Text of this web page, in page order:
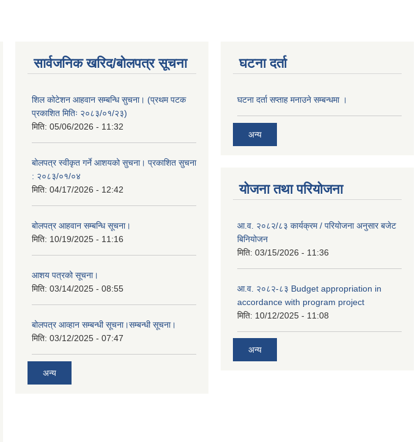
सार्वजनिक खरिद/बोलपत्र सूचना
शिल कोटेशन आहवान सम्बन्धि सुचना। (प्रथम पटक
प्रकाशित मितिः २०८३/०१/२३)
मिति: 05/06/2026 - 11:32
बोलपत्र स्वीकृत गर्ने आशयको सुचना। प्रकाशित सुचना
: २०८३/०१/०४
मिति: 04/17/2026 - 12:42
बोलपत्र आहवान सम्बन्धि सूचना।
मिति: 10/19/2025 - 11:16
आशय पत्रको सूचना।
मिति: 03/14/2025 - 08:55
बोलपत्र आव्हान सम्बन्धी सूचना।सम्बन्धी सूचना।
मिति: 03/12/2025 - 07:47
अन्य
घटना दर्ता
घटना दर्ता सप्ताह मनाउने सम्बन्धमा ।
अन्य
योजना तथा परियोजना
आ.व. २०८२/८३ कार्यक्रम / परियोजना अनुसार बजेट
बिनियोजन
मिति: 03/15/2026 - 11:36
आ.व. २०८२-८३ Budget appropriation in
accordance with program project
मिति: 10/12/2025 - 11:08
अन्य